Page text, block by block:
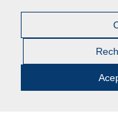
© 2019 Universidad